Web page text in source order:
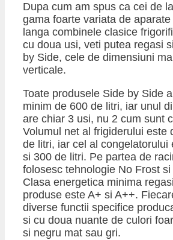
Dupa cum am spus ca cei de
gama foarte variata de
langa combinele clasice
cu doua usi, veti putea regasi
by Side, cele de dimensiuni
verticale.
Toate produsele Side by Side
minim de 600 de litri, iar unul
are chiar 3 usi, nu 2 cum sunt
Volumul net al frigiderului este
de litri, iar cel al congelatorului
si 300 de litri. Pe partea de
folosesc tehnologie No Frost
Clasa energetica minima
produse este A+ si A++.
diverse functii specifice
si cu doua nuante de culori
si negru mat sau gri.